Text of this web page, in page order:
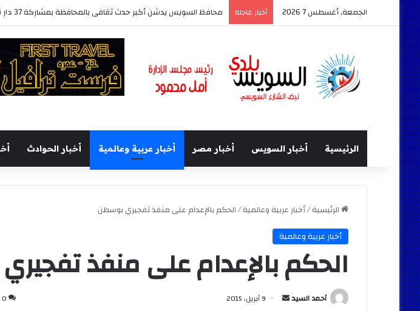
الجمعة, أغسطس 7 2026 أخبار عاجلة محافظ السويس يدشن أكبر حدث ثقافى بالمحافظة بمشاركة 37 دار نشر مصرية
الرئيسية أخبار السويس أخبار مصر أخبار عربية وعالمية أخبار الحوادث
الرئيسية/أخبار عربية وعالمية/الحكم بالإعدام على منفذ تفجيري بوسطن
أخبار عربية وعالمية
الحكم بالإعدام على منفذ
أحمد السيد
أرسل 9 أبريل، 2015 0